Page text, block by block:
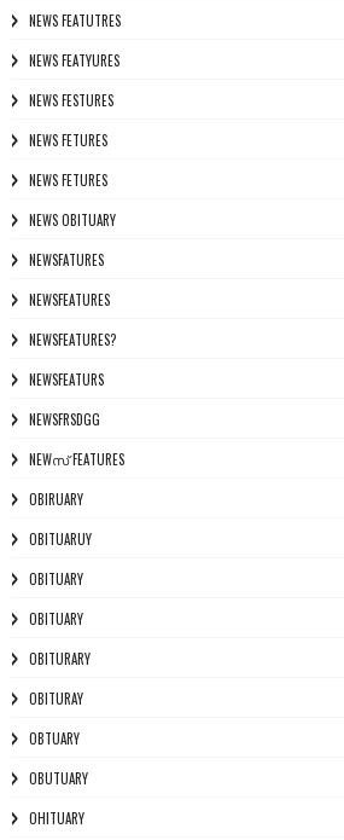
NEWS FEATUTRES
NEWS FEATYURES
NEWS FESTURES
NEWS FETURES
NEWS FETURES
NEWS OBITUARY
NEWSFATURES
NEWSFEATURES
NEWSFEATURES?
NEWSFEATURS
NEWSFRSDGG
NEWസ് FEATURES
OBIRUARY
OBITUARUY
OBITUARY
OBITUARY
OBITURARY
OBITURAY
OBTUARY
OBUTUARY
OHITUARY